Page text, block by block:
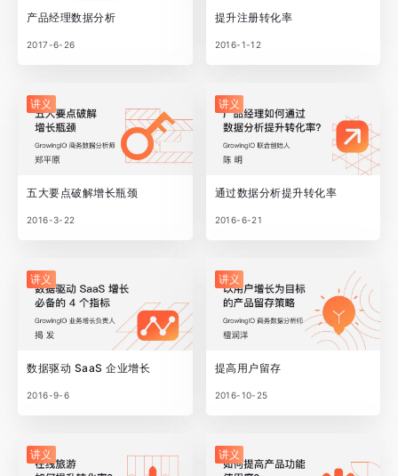
产品经理数据分析
2017-6-26
提升注册转化率
2016-1-12
讲义
五大要点破解增长瓶颈
2016-3-22
讲义
通过数据分析提升转化率
2016-6-21
讲义
数据驱动 SaaS 企业增长
2016-9-6
讲义
提高用户留存
2016-10-25
讲义 讲义